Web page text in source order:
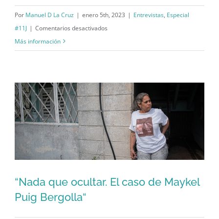
político
sabe leer ni escribir“
Por Manuel D La Cruz | enero 5th, 2023 | Entrevistas, Especial
#11J | Comentarios desactivados
11J
que
no
sabe
leer
ni
Más información
“Nada que ocultar. El caso de Maykel
“Nada que ocultar. El caso de Maykel
Puig Bergolla“